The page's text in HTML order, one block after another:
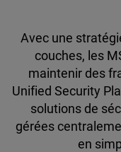
Avec une
couches, les
maintenir des
Unified Security
solutions de
gérées
en